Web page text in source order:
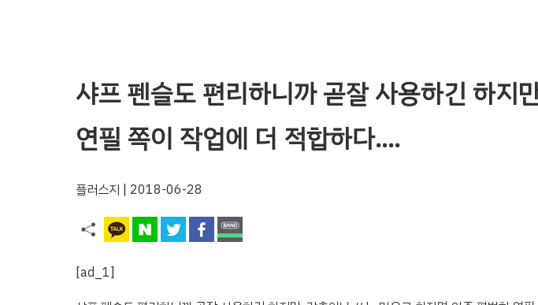
샤프 펜슬도 편리하니까 곧잘 사용하긴 하지
연필 쪽이 작업에 더 적합하다….
플러스지 | 2018-06-28
[ad_1]